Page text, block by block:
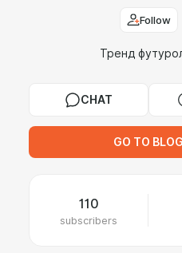
Follow
Тренд
CHAT
GO TO BLOG
110
subscribers